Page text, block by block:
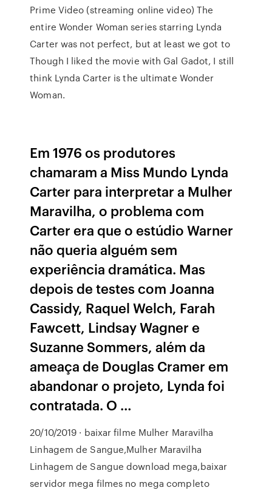
Prime Video (streaming online video) The
entire Wonder Woman series starring Lynda
Carter was not perfect, but at least we got to
Though I liked the movie with Gal Gadot, I still
think Lynda Carter is the ultimate Wonder
Woman.
Em 1976 os produtores
chamaram a Miss Mundo Lynda
Carter para interpretar a Mulher
Maravilha, o problema com
Carter era que o estúdio Warner
não queria alguém sem
experiência dramática. Mas
depois de testes com Joanna
Cassidy, Raquel Welch, Farah
Fawcett, Lindsay Wagner e
Suzanne Sommers, além da
ameaça de Douglas Cramer em
abandonar o projeto, Lynda foi
contratada. O …
20/10/2019 · baixar filme Mulher Maravilha
Linhagem de Sangue,Mulher Maravilha
Linhagem de Sangue download mega,baixar
servidor mega filmes no mega completo